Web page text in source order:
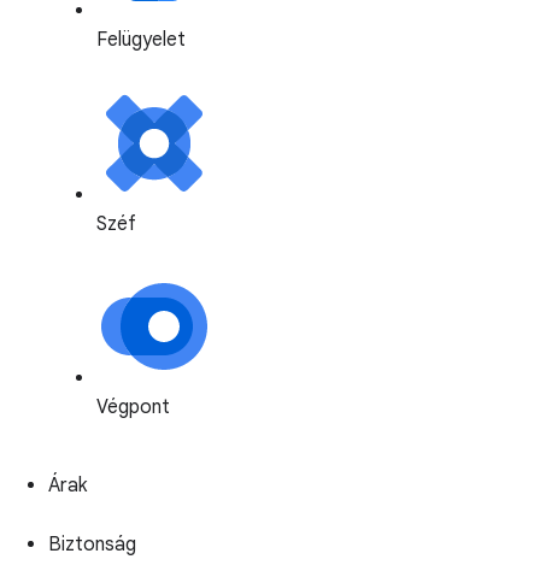
Felügyelet
Széf
Végpont
Árak
Biztonság